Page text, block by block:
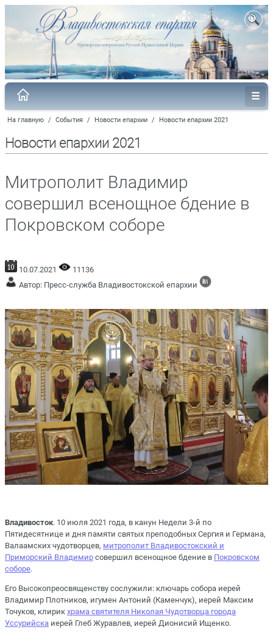
На главную / События / Новости епархии / Новости епархии 2021
Новости епархии 2021
Митрополит Владимир
совершил всенощное бдение в
Покровском соборе
10.07.2021
11136
Автор: Пресс-служба Владивостокской епархии
Владивосток. 10 июля 2021 года, в канун Недели 3-й по
Пятидесятнице и дня памяти святых преподобных Сергия и Германа,
Валаамских чудотворцев, митрополит Владивостокский и
Приморский Владимир совершил всенощное бдение в Покровском
соборе.
Его Высокопреосвященству сослужили: ключарь собора иерей
Владимир Плотников, игумен Антоний (Каменчук), иерей Максим
Точуков, клирик храма святителя Николая Чудотворца города
Уссурийска иерей Глеб Журавлев, иерей Дионисий Ищенко.